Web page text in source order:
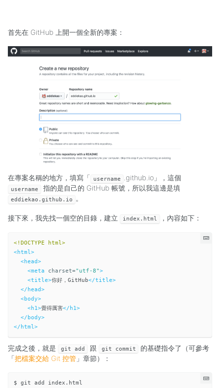
首先在 GitHub 上開一個全新的專案：
在專案名稱的地方，填寫「 username .github.io」，這個
username 指的是自己的 GitHub 帳號，所以我這邊是填
eddiekao.github.io 。
接下來，我先找一個空的目錄，建立 index.html ，內容如下：
<!DOCTYPE html>
<html>
<head>
<meta
charset="utf-8">
<title>你好，GitHub</title>
</head>
<body>
<h1>覺得厲害</h1>
</body>
</html>
完成之後，就是 git add 跟 git commit
的基礎指令了（可參考
「把檔案交給 Git 控管 」章節）：
$ git add index.html